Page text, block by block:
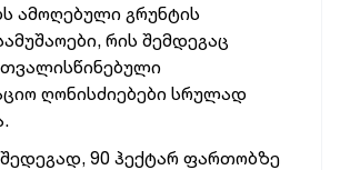
ამოღებული გრუნტის
რის შემდეგაც
ღონისძიებები სრულად
შედეგად, 90 ჰექტარ ფართობზე